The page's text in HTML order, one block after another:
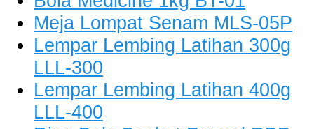
Meja Lompat Senam MLS-05P
Lempar Lembing Latihan 300g
LLL-300
Lempar Lembing Latihan 400g
LLL-400